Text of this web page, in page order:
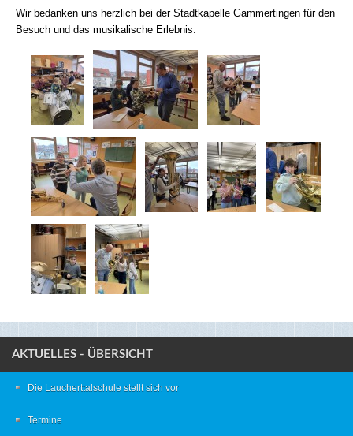
Wir bedanken uns herzlich bei der Stadtkapelle Gammertingen für den
Besuch und das musikalische Erlebnis.
AKTUELLES - ÜBERSICHT
Die Laucherttalschule stellt sich vor
Termine